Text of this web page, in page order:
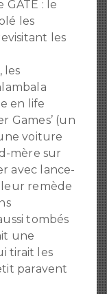
GATE : le
les
les
les
en life
Games’ (un
voiture
mère sur
avec lance-
remède
tombés
une
tirait les
paravent